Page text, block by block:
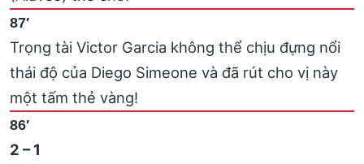
87′
Trọng tài Victor Garcia không thể chịu đựng nổi
thái độ của Diego Simeone và đã rút cho vị này
một tấm thẻ vàng!
86′
2 – 1